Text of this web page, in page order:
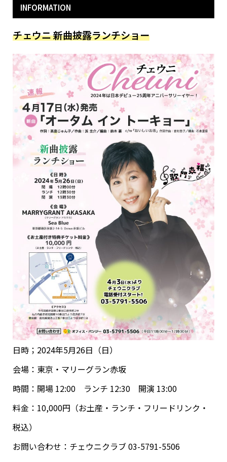
INFORMATION
チェウニ 新曲披露ランチショー
日時；2024年5月26日（日）
会場：東京・マリーグラン赤坂
時間：開場 12:00 ランチ 12:30 開演 13:00
料金：10,000円（お土産・ランチ・フリードリンク・
税込）
お問い合わせ：チェウニクラブ 03-5791-5506